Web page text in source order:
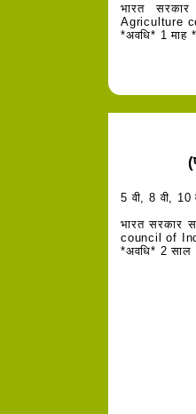
भारत सरकार
Agriculture
*अवधि* 1 माह
5 वी, 8 वी, 10
भारत सरकार
council of
*अवधि* 2 साल